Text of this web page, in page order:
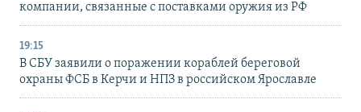
компании, связанные с поставками оружия из РФ
19:15
В СБУ заявили о поражении кораблей береговой
охраны ФСБ в Керчи и НПЗ в российском Ярославле